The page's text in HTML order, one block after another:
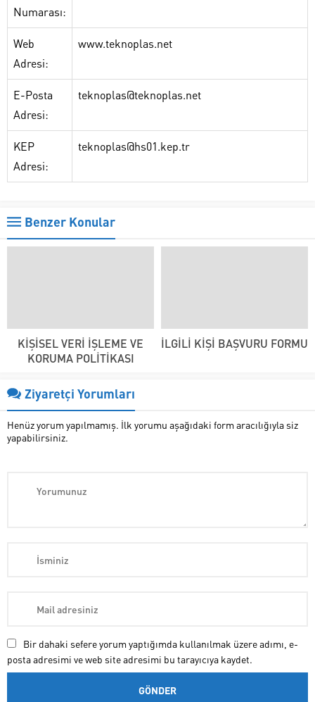
Numarası:
Web
Adresi:
www.teknoplas.net
E-Posta
Adresi:
teknoplas@teknoplas.net
KEP
Adresi:
teknoplas@hs01.kep.tr
Benzer Konular
KİŞİSEL VERİ İŞLEME VE
KORUMA POLİTİKASI
İLGİLİ KİŞİ BAŞVURU FORMU
Ziyaretçi Yorumları
Henüz yorum yapılmamış. İlk yorumu aşağıdaki form aracılığıyla siz
yapabilirsiniz.
Bir dahaki sefere yorum yaptığımda kullanılmak üzere adımı, e-
posta adresimi ve web site adresimi bu tarayıcıya kaydet.